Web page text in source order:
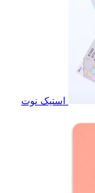
استیک نوت